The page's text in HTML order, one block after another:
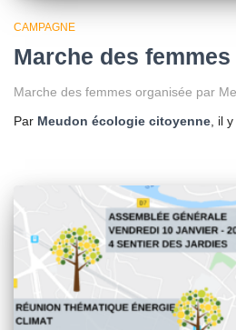
CAMPAGNE
Marche des
Marche des femmes organisée par
Par Meudon écologie citoyenne , il